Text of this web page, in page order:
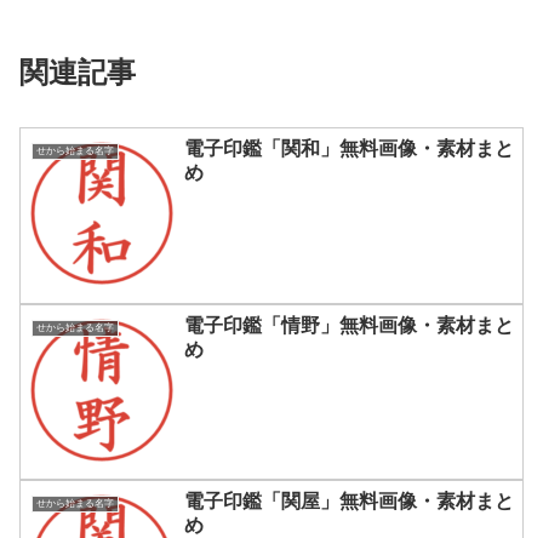
関連記事
せから始まる名字
電子印鑑「関和」無料画像・素材まと
め
せから始まる名字
電子印鑑「情野」無料画像・素材まと
め
せから始まる名字
電子印鑑「関屋」無料画像・素材まと
め